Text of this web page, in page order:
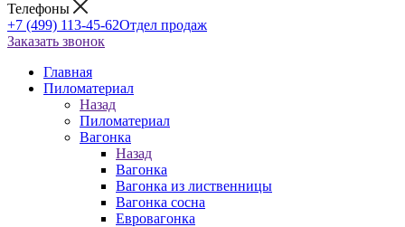
Телефоны
+7 (499) 113-45-62Отдел продаж
Заказать звонок
Главная
Пиломатериал
Назад
Пиломатериал
Вагонка
Назад
Вагонка
Вагонка из лиственницы
Вагонка сосна
Евровагонка